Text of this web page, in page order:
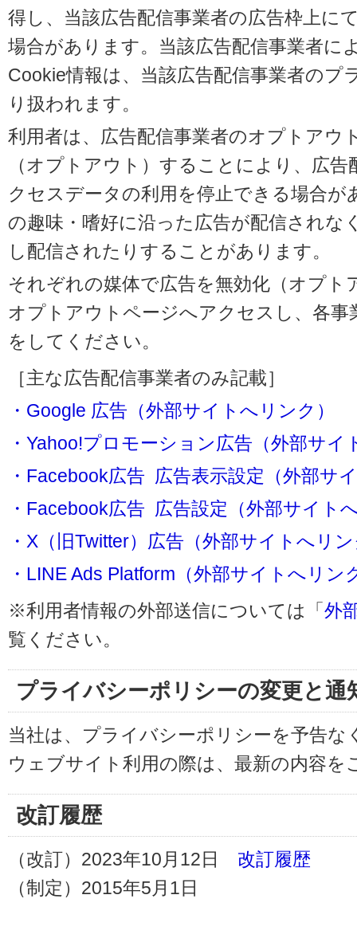
得し、当該広告配信事業者の広告枠上に
場合があります。当該広告配信事業者に
Cookie情報は、当該広告配信事業者のプ
り扱われます。
利用者は、広告配信事業者のオプトアウ
（オプトアウト）することにより、広
クセスデータの利用を停止できる場合が
の趣味・嗜好に沿った広告が配信されな
し配信されたりすることがあります。
それぞれの媒体で広告を無効化（オプト
オプトアウトページへアクセスし、各
をしてください。
［主な広告配信事業者のみ記載］
・Google 広告（外部サイトへリンク）
・Yahoo!プロモーション広告（外部サイ
・Facebook広告 広告表示設定（外部サ
・Facebook広告 広告設定（外部サイト
・X（旧Twitter）広告（外部サイトへリ
・LINE Ads Platform（外部サイトへリン
※利用者情報の外部送信については「外
覧ください。
プライバシーポリシーの変更と通
当社は、プライバシーポリシーを予告
ウェブサイト利用の際は、最新の内容を
改訂履歴
（改訂）2023年10月12日 改訂履歴
（制定）2015年5月1日